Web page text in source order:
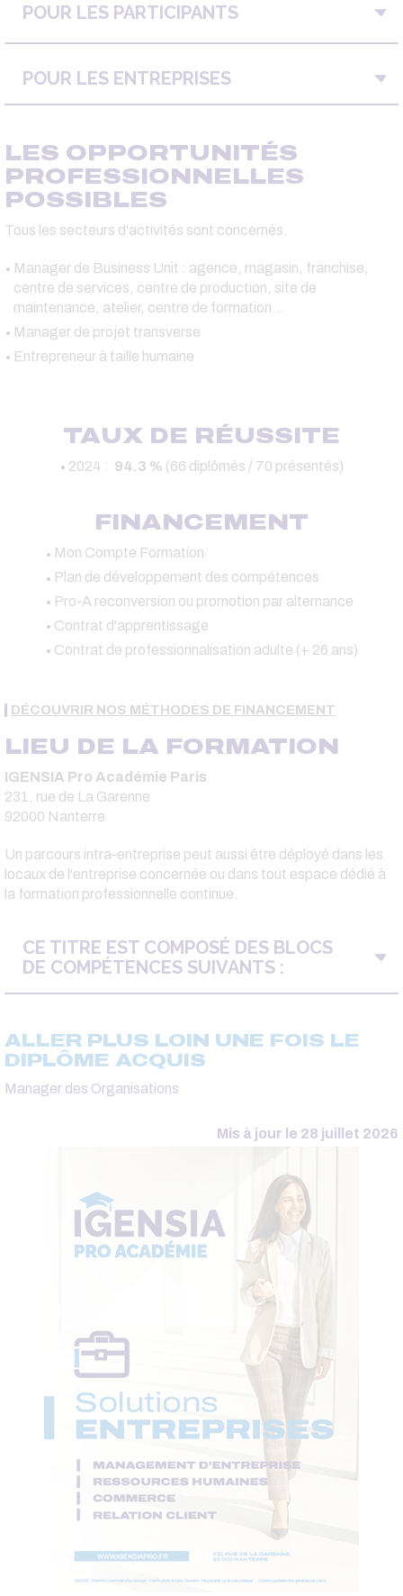
POUR LES PARTICIPANTS
POUR LES ENTREPRISES
LES OPPORTUNITÉS
PROFESSIONNELLES
POSSIBLES
Tous les secteurs d'activités sont concernés.
Manager de Business Unit : agence, magasin, franchise,
centre de services, centre de production, site de
maintenance, atelier, centre de formation...
Manager de projet transverse
Entrepreneur à taille humaine
TAUX DE RÉUSSITE
2024 : 94.3 % (66 diplômés / 70 présentés)
FINANCEMENT
Mon Compte Formation
Plan de développement des compétences
Pro-A reconversion ou promotion par alternance
Contrat d'apprentissage
Contrat de professionnalisation adulte (+ 26 ans)
DÉCOUVRIR NOS MÉTHODES DE FINANCEMENT
LIEU DE LA FORMATION
IGENSIA Pro Académie Paris
231, rue de La Garenne
92000 Nanterre
Un parcours intra-entreprise peut aussi être déployé dans les
locaux de l'entreprise concernée ou dans tout espace dédié à
la formation professionnelle continue.
CE TITRE EST COMPOSÉ DES BLOCS
DE COMPÉTENCES SUIVANTS :
ALLER PLUS LOIN UNE FOIS LE
DIPLÔME ACQUIS
Manager des Organisations
Mis à jour le 28 juillet 2026